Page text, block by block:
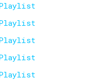
Playlist
Playlist
Playlist
Playlist
Playlist